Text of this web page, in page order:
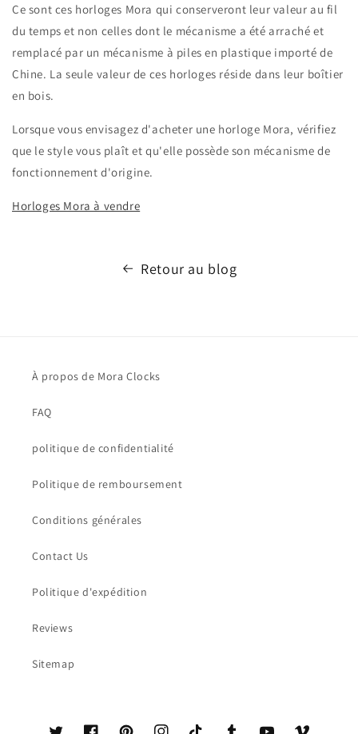
Ce sont ces horloges Mora qui conserveront leur valeur au fil
du temps et non celles dont le mécanisme a été arraché et
remplacé par un mécanisme à piles en plastique importé de
Chine. La seule valeur de ces horloges réside dans leur boîtier
en bois.
Lorsque vous envisagez d'acheter une horloge Mora, vérifiez
que le style vous plaît et qu'elle possède son mécanisme de
fonctionnement d'origine.
Horloges Mora à vendre
Retour au blog
À propos de Mora Clocks
FAQ
politique de confidentialité
Politique de remboursement
Conditions générales
Contact Us
Politique d'expédition
Reviews
Sitemap